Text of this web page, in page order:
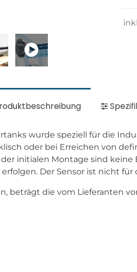
wurde speziell für die
oder bei Erreichen von
initialen Montage sind
Der Sensor ist nicht für
beträgt die vom Lieferanten